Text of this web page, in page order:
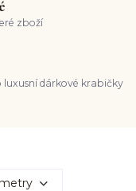
zboží
dárkové krabičky